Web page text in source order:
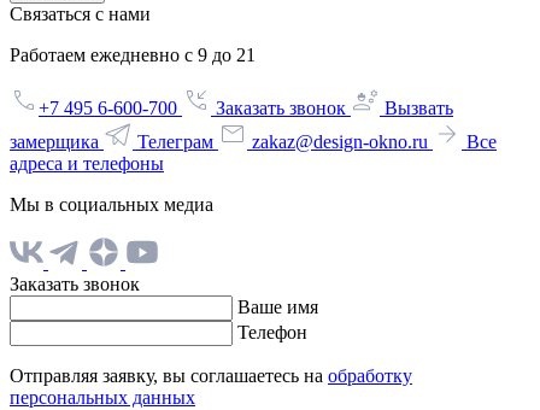
Связаться с нами
Работаем ежедневно с 9 до 21
+7 495 6-600-700 Заказать звонок
Вызвать
замерщика
Телеграм zakaz@design-okno.ru
Все
адреса и телефоны
Мы в социальных медиа
Заказать звонок
Ваше имя
Телефон
Отправляя заявку, вы соглашаетесь на обработку
персональных данных